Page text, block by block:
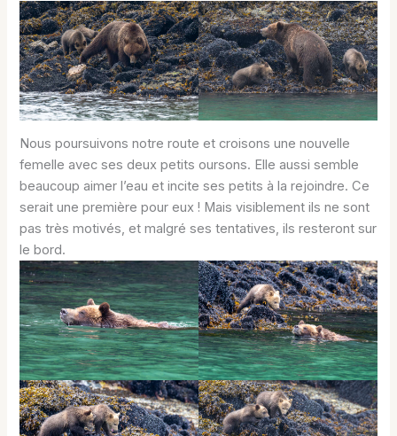
Nous poursuivons notre route et croisons une nouvelle
femelle avec ses deux petits oursons. Elle aussi semble
beaucoup aimer l’eau et incite ses petits à la rejoindre. Ce
serait une première pour eux ! Mais visiblement ils ne sont
pas très motivés, et malgré ses tentatives, ils resteront sur
le bord.